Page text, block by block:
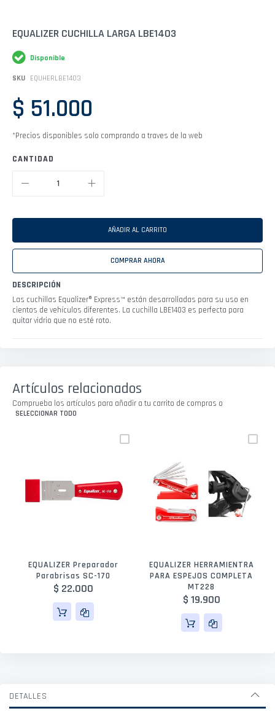
Saltar
comienzo
de
galería
imágenes
EQUALIZER CUCHILLA LARGA LBE1403
Disponible
SKU EQUHERLBE1403
$ 51.000
*Precios disponibles solo comprando a traves de la web
CANTIDAD
AÑADIR AL CARRITO
COMPRAR AHORA
DESCRIPCIÓN
Las cuchillas Equalizer® Express™ están desarrolladas para su uso en
cientos de vehículos diferentes. La cuchilla LBE1403 es perfecta para
quitar vidrio que no esté roto.
Artículos relacionados
Comprueba los artículos para añadir a tu carrito de compras o
SELECCIONAR TODO
EQUALIZER Preparador
Parabrisas SC-170
$ 22.000
EQUALIZER HERRAMIENTRA
PARA ESPEJOS COMPLETA
MT228
$ 19.900
DETALLES